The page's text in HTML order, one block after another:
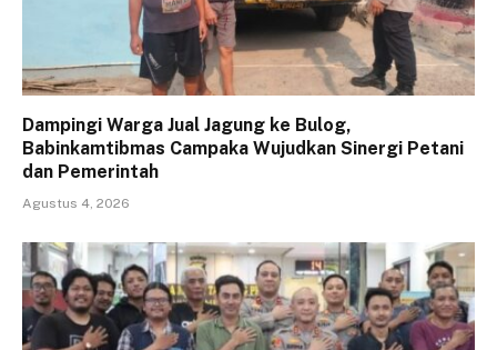
Dampingi Warga Jual Jagung ke Bulog,
Babinkamtibmas Campaka Wujudkan Sinergi Petani
dan Pemerintah
Agustus 4, 2026